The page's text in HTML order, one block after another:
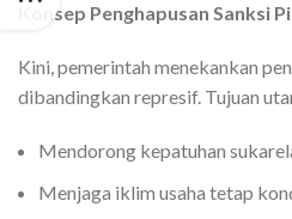
Konsep Penghapusan Sanksi
Kini, pemerintah menekankan
dibandingkan represif. Tujuan
Mendorong kepatuhan
Menjaga iklim usaha tetap